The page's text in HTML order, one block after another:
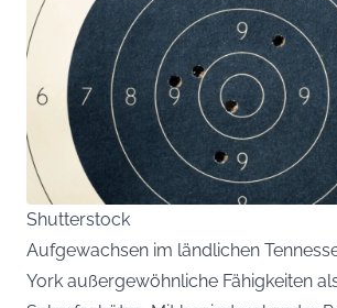
Shutterstock
Aufgewachsen im ländlichen
York außergewöhnliche Fähigkeiten